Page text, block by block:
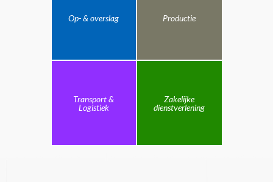
Op- & overslag Productie
Transport &
Logistiek
Zakelijke
dienstverlening